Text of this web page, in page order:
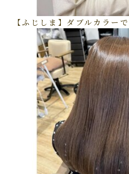
【ふじしま】ダブルカラー